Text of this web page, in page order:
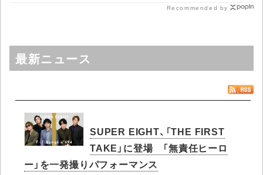
Recommended by
最新ニュース
SUPER EIGHT、「THE FIRST
TAKE」に登場 「無責任ヒーロ
ー」を一発撮りパフォーマンス